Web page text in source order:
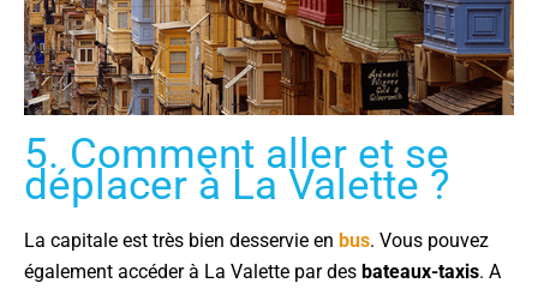
5. Comment aller et se
déplacer à La Valette ?
La capitale est très bien desservie en bus. Vous pouvez
également accéder à La Valette par des bateaux-taxis. A